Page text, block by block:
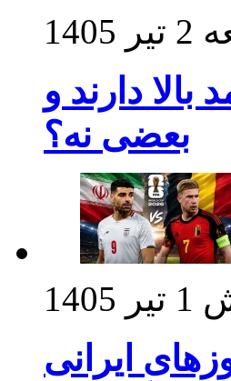
2 تیر 1405
دارند و
بعضی نه؟
1 تیر 1405
ایرانی